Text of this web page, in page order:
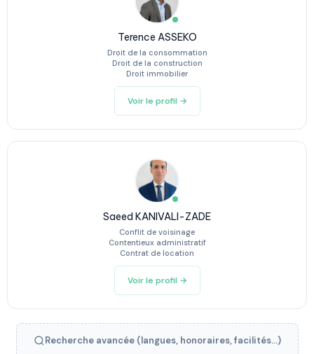
Terence ASSEKO
Droit de la consommation
Droit de la construction
Droit immobilier
Voir le profil →
Saeed KANIVALI-ZADE
Conflit de voisinage
Contentieux administratif
Contrat de location
Voir le profil →
Recherche avancée (langues, honoraires, facilités...)